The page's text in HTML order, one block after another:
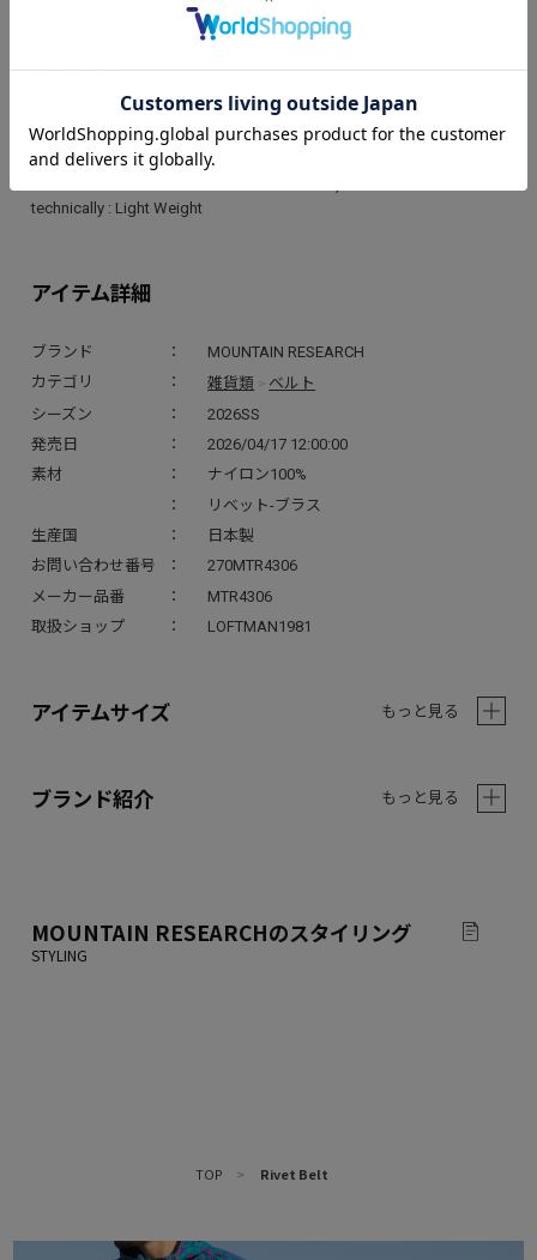
アイテム詳細
ブランド
MOUNTAIN RESEARCH
カテゴリ
雑貨類 > ベルト
シーズン
2026SS
発売日
2026/04/17 12:00:00
素材
ナイロン100%
リベット-ブラス
生産国
日本製
お問い合わせ番号
270MTR4306
メーカー品番
MTR4306
取扱ショップ
LOFTMAN1981
×鋲とは異なる山側のパンクマインドを表現。
○+α features
ワンタッチ開閉のプラバックル
so called : Studded Nylon Belt
material : Nylon
technically : Light Weight
アイテムサイズ もっと見る
ブランド紹介 もっと見る
MOUNTAIN RESEARCHのスタイリング
TOP > Rivet Belt